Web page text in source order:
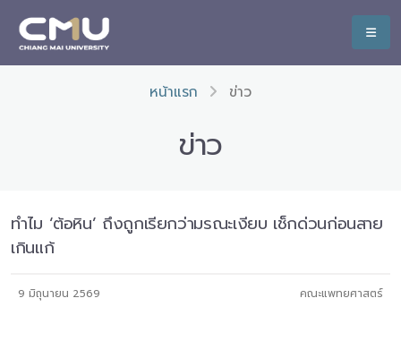
หน้าแรก ข่าว
ข่าว
ทำไม ‘ต้อหิน’ ถึงถูกเรียกว่ามรณะเงียบ เช็กด่วนก่อนสาย
เกินแก้
9 มิถุนายน 2569 คณะแพทยศาสตร์